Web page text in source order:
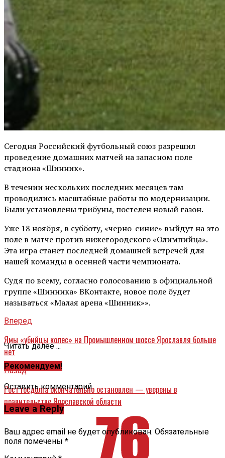
Сегодня Российский футбольный союз разрешил
проведение домашних матчей на запасном поле
стадиона «Шинник».
В течении нескольких последних месяцев там
проводились масштабные работы по модернизации.
Были установлены трибуны, постелен новый газон.
Уже 18 ноября, в субботу, «черно-синие» выйдут на это
поле в матче против нижегородского «Олимпийца».
Эта игра станет последней домашней встречей для
нашей команды в осенней части чемпионата.
Судя по всему, согласно голосованию в официальной
группе «Шинника» ВКонтакте, новое поле будет
называться «Малая арена «Шинник»».
Вперед
Ямы «убийцы колес» на Промышленном шоссе Ярославля больше
нет
Назад
Рост госдолга окончательно остановлен — уверены в
правительстве Ярославской области
Читать далее ...
Рекомендуем!
Оставить комментарий
Leave a Reply
Ваш адрес email не будет опубликован. Обязательные
поля помечены *